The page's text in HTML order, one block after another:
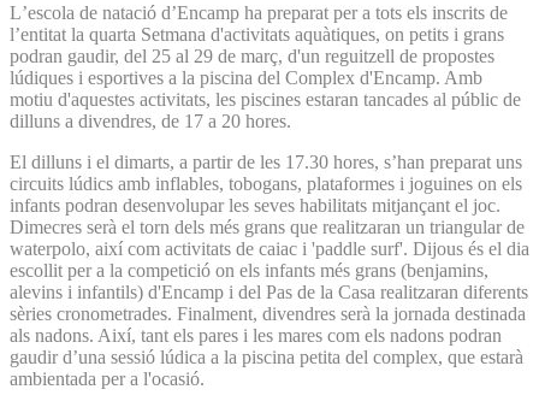
Lʼescola de natació dʼEncamp ha preparat per a tots els inscrits de
l’entitat la quarta Setmana d'activitats aquàtiques, on petits i grans
podran gaudir, del 25 al 29 de març, d'un reguitzell de propostes
lúdiques i esportives a la piscina del Complex d'Encamp. Amb
motiu d'aquestes activitats, les piscines estaran tancades al públic de
dilluns a divendres, de 17 a 20 hores.
El dilluns i el dimarts, a partir de les 17.30 hores, sʼhan preparat uns
circuits lúdics amb inflables, tobogans, plataformes i joguines on els
infants podran desenvolupar les seves habilitats mitjançant el joc.
Dimecres serà el torn dels més grans que realitzaran un triangular de
waterpolo, així com activitats de caiac i 'paddle surf'. Dijous és el dia
escollit per a la competició on els infants més grans (benjamins,
alevins i infantils) d'Encamp i del Pas de la Casa realitzaran diferents
sèries cronometrades. Finalment, divendres serà la jornada destinada
als nadons. Així, tant els pares i les mares com els nadons podran
gaudir dʼuna sessió lúdica a la piscina petita del complex, que estarà
ambientada per a l'ocasió.